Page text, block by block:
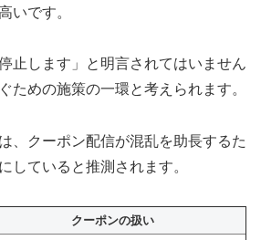
いです。
止します」と明言されてはいません
ための施策の一環と考えられます。
、クーポン配信が混乱を助長するた
していると推測されます。
クーポンの扱い